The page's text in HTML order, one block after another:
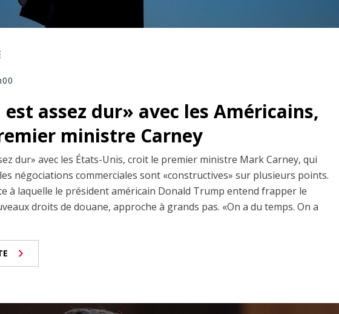
assez dur» avec les Américains,
ministre Carney
dur» avec les États-Unis, croit le premier ministre Mark Carney, qui
négociations commerciales sont «constructives» sur plusieurs points.
à laquelle le président américain Donald Trump entend frapper le
droits de douane, approche à grands pas. «On a du temps. On a